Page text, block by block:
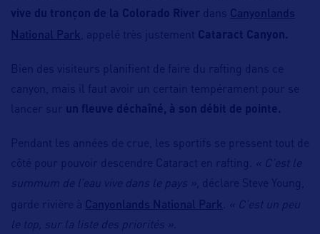
vive du tronçon de la Colorado River dans Canyonlands
National Park
, appelé très justement Cataract Canyon.
Bien des visiteurs planifient de faire du rafting dans ce
canyon, mais il faut avoir un certain tempérament pour se
lancer sur
un fleuve déchaîné, à son débit de pointe.
Pendant les années de crue, les sportifs se pressent tout de
côté pour pouvoir descendre Cataract en rafting.
« C’est le
summum de l’eau vive dans le pays », déclare Steve Young,
garde rivière à Canyonlands National Park
« C’est un peu
le top, sur la liste des priorités ».